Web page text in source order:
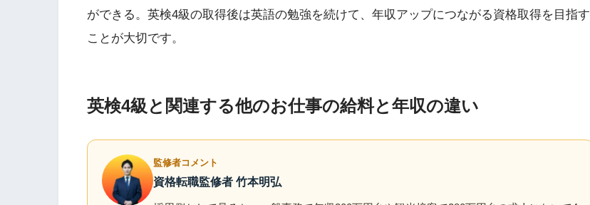
ができる。英検4級の取得後は英語の勉強を続けて、年収アップにつながる資格取得を目指す
ことが大切です。
英検4級と関連する他のお仕事の給料と年収の違い
監修者コメント
資格転職監修者 竹本明弘